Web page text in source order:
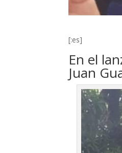
[:es]
En el
Juan